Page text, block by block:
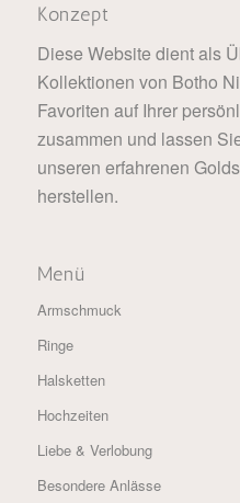
Konzept
Diese Website dient als
Kollektionen von Botho
Favoriten auf Ihrer
zusammen und lassen
unseren erfahrenen
herstellen.
Menü
Armschmuck
Ringe
Halsketten
Hochzeiten
Liebe & Verlobung
Besondere Anlässe